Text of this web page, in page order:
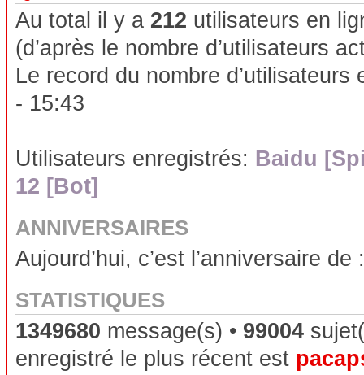
Au total il y a 212 utilisateurs en
(d’après le nombre d’utilisateurs
Le record du nombre
- 15:43
Utilisateurs enregistrés: Baidu
12 [Bot]
ANNIVERSAIRES
Aujourd’hui, c’est l’anniversaire de
STATISTIQUES
1349680 message(s) • 99004
enregistré le plus récent est